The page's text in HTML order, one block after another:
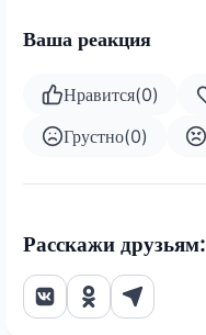
Ваша реакция
Нравится(0)
Грустно(0)
Расскажи друзьям: